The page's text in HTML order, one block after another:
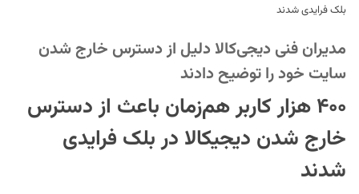
بلک فرایدی شدند
مدیران فنی دیجی‌کالا دلیل از دسترس خارج شدن
سایت خود را توضیح دادند
۴۰۰ هزار کاربر هم‌زمان باعث از دسترس
خارج شدن دیجیکالا در بلک فرایدی
شدند